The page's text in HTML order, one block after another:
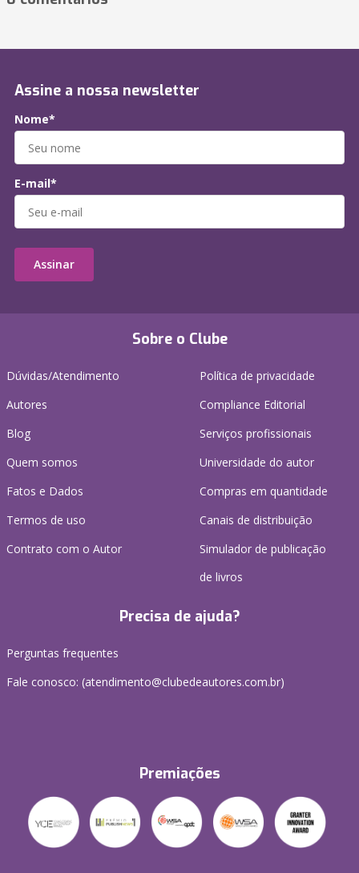
Sobre o Clube
Dúvidas/Atendimento
Autores
Blog
Quem somos
Fatos e Dados
Termos de uso
Contrato com o Autor
Política de privacidade
Compliance Editorial
Serviços profissionais
Universidade do autor
Compras em quantidade
Canais de distribuição
Simulador de publicação
de livros
Precisa de ajuda?
Perguntas frequentes
Fale conosco: (atendimento@clubedeautores.com.br)
Premiações
Assine a nossa newsletter
Nome*
E-mail*
Assinar